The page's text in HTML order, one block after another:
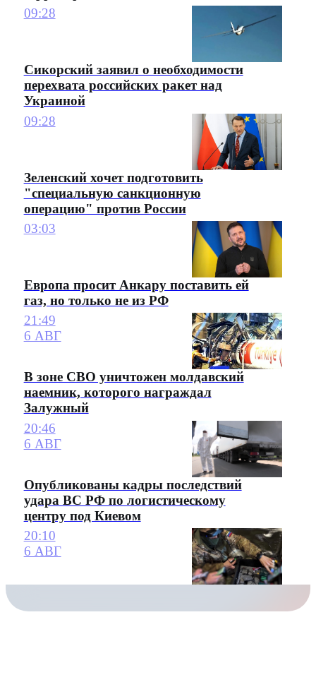
09:28
Сикорский заявил о необходимости
перехвата российских ракет над
Украиной
09:28
Зеленский хочет подготовить
"специальную санкционную
операцию" против России
03:03
Европа просит Анкару поставить ей
газ, но только не из РФ
21:49
6 АВГ
В зоне СВО уничтожен молдавский
наемник, которого награждал
Залужный
20:46
6 АВГ
Опубликованы кадры последствий
удара ВС РФ по логистическому
центру под Киевом
20:10
6 АВГ